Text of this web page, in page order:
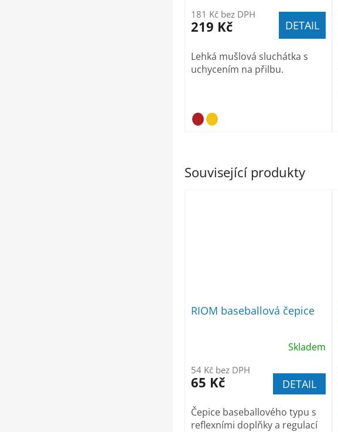
Související produkty
RIOM baseballová čepice
Skladem
54 Kč bez DPH
65 Kč DETAIL
Čepice baseballového typu s
reflexními doplňky a regulací
181 Kč bez DPH
219 Kč DETAIL
Lehká mušlová sluchátka s
uchycením na přilbu.